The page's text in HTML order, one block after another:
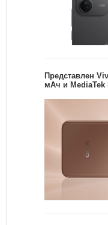
Представлен
мАч и MediaTek